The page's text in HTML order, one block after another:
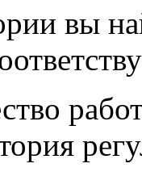
вы